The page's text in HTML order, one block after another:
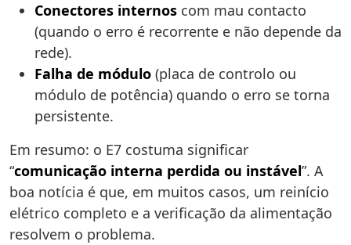
Conectores internos com mau contacto
(quando o erro é recorrente e não depende da
rede).
Falha de módulo (placa de controlo ou
módulo de potência) quando o erro se torna
persistente.
Em resumo: o E7 costuma significar
“comunicação interna perdida ou instável”. A
boa notícia é que, em muitos casos, um reinício
elétrico completo e a verificação da alimentação
resolvem o problema.